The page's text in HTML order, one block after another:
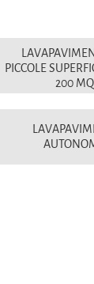
PICCOLE
200 MQ